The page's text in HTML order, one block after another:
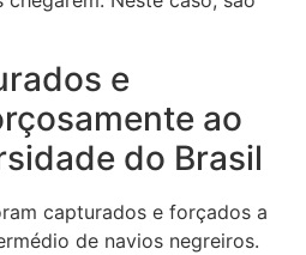
e
ao
do Brasil
capturados e forçados a
de navios negreiros.